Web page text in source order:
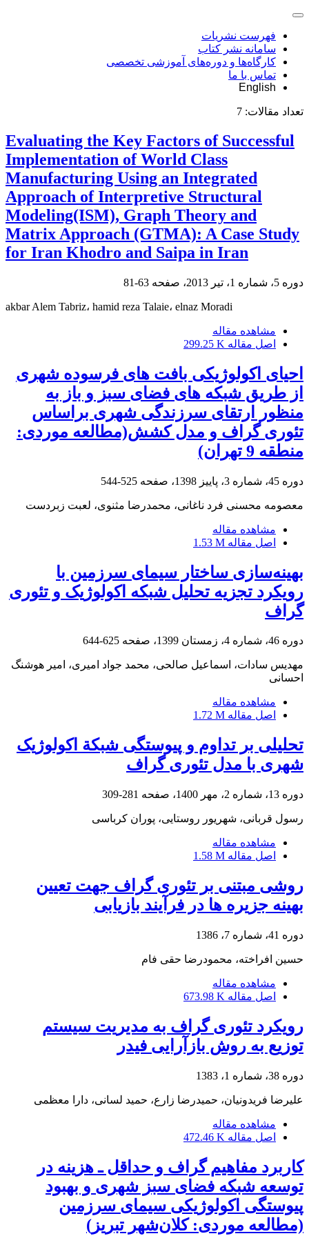
فهرست نشریات
سامانه نشر کتاب
کارگاه‌ها و دوره‌های آموزشی تخصصی
تماس با ما
English
تعداد مقالات: 7
Evaluating the Key Factors of Successful
Implementation of World Class
Manufacturing Using an Integrated
Approach of Interpretive Structural
Modeling(ISM), Graph Theory and
Matrix Approach (GTMA): A Case Study
for Iran Khodro and Saipa in Iran
دوره 5، شماره 1، تیر 2013، صفحه 63-81
akbar Alem Tabriz، hamid reza Talaie، elnaz Moradi
مشاهده مقاله
اصل مقاله 299.25 K
احیای اکولوژیکی بافت های فرسوده شهری
از طریق شبکه های فضای سبز و باز به
منظور ارتقای سرزندگی شهری براساس
تئوری گراف و مدل کشش(مطالعه موردی:
منطقه 9 تهران)
دوره 45، شماره 3، پاییز 1398، صفحه 525-544
معصومه محسنی فرد ناغانی، محمدرضا مثنوی، لعبت زبردست
مشاهده مقاله
اصل مقاله 1.53 M
بهینه‌سازی ساختار سیمای سرزمین با
رویکرد تجزیه تحلیل شبکه اکولوژیک و تئوری
گراف
دوره 46، شماره 4، زمستان 1399، صفحه 625-644
مهدیس سادات، اسماعیل صالحی، محمد جواد امیری، امیر هوشنگ
احسانی
مشاهده مقاله
اصل مقاله 1.72 M
تحلیلی بر تداوم و پیوستگی شبکة اکولوژیک
شهری با مدل تئوری گراف
دوره 13، شماره 2، مهر 1400، صفحه 281-309
رسول قربانی، شهریور روستایی، پوران کرباسی
مشاهده مقاله
اصل مقاله 1.58 M
روشی مبتنی بر تئوری گراف جهت تعیین
بهینه جزیره ها در فرآیند بازیابی
دوره 41، شماره 7، 1386
حسین افراخته، محمودرضا حقی فام
مشاهده مقاله
اصل مقاله 673.98 K
رویکرد تئوری گراف به مدیریت سیستم
توزیع به روش بازآرایی فیدر
دوره 38، شماره 1، 1383
علیرضا فریدونیان، حمیدرضا زارع، حمید لسانی، دارا معظمی
مشاهده مقاله
اصل مقاله 472.46 K
کاربرد مفاهیم گراف و حداقل ـ هزینه در
توسعه شبکه‌ فضای سبز شهری و بهبود
پیوستگی اکولوژیکی سیمای سرزمین
(مطالعه موردی: کلان‌شهر تبریز)